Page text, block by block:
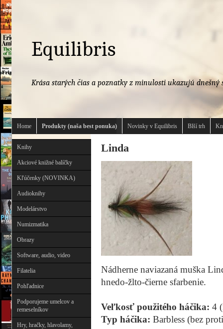
Equilibris
Krása starých čias a poznatky z minulosti ukazujú dnešný
Home Produkty (naša best ponuka) Novinky v Equilibris Blší trh
Knihy
Akciové knižné balíčky
Kľúčenky (NOVINKA)
Audioknihy
Modelárstvo
Numizmatika
Obrazy
Software, audio, video
Filatelia
Pohľadnice
Podporujeme umelcov a
remeselníkov
Hry, hračky, hlavolamy,
Linda
Nádherne naviazaná muška
hnedo-žlto-čierne sfarbenie.
Veľkosť použitého háčika: 4
Typ háčika: Barbless (bez